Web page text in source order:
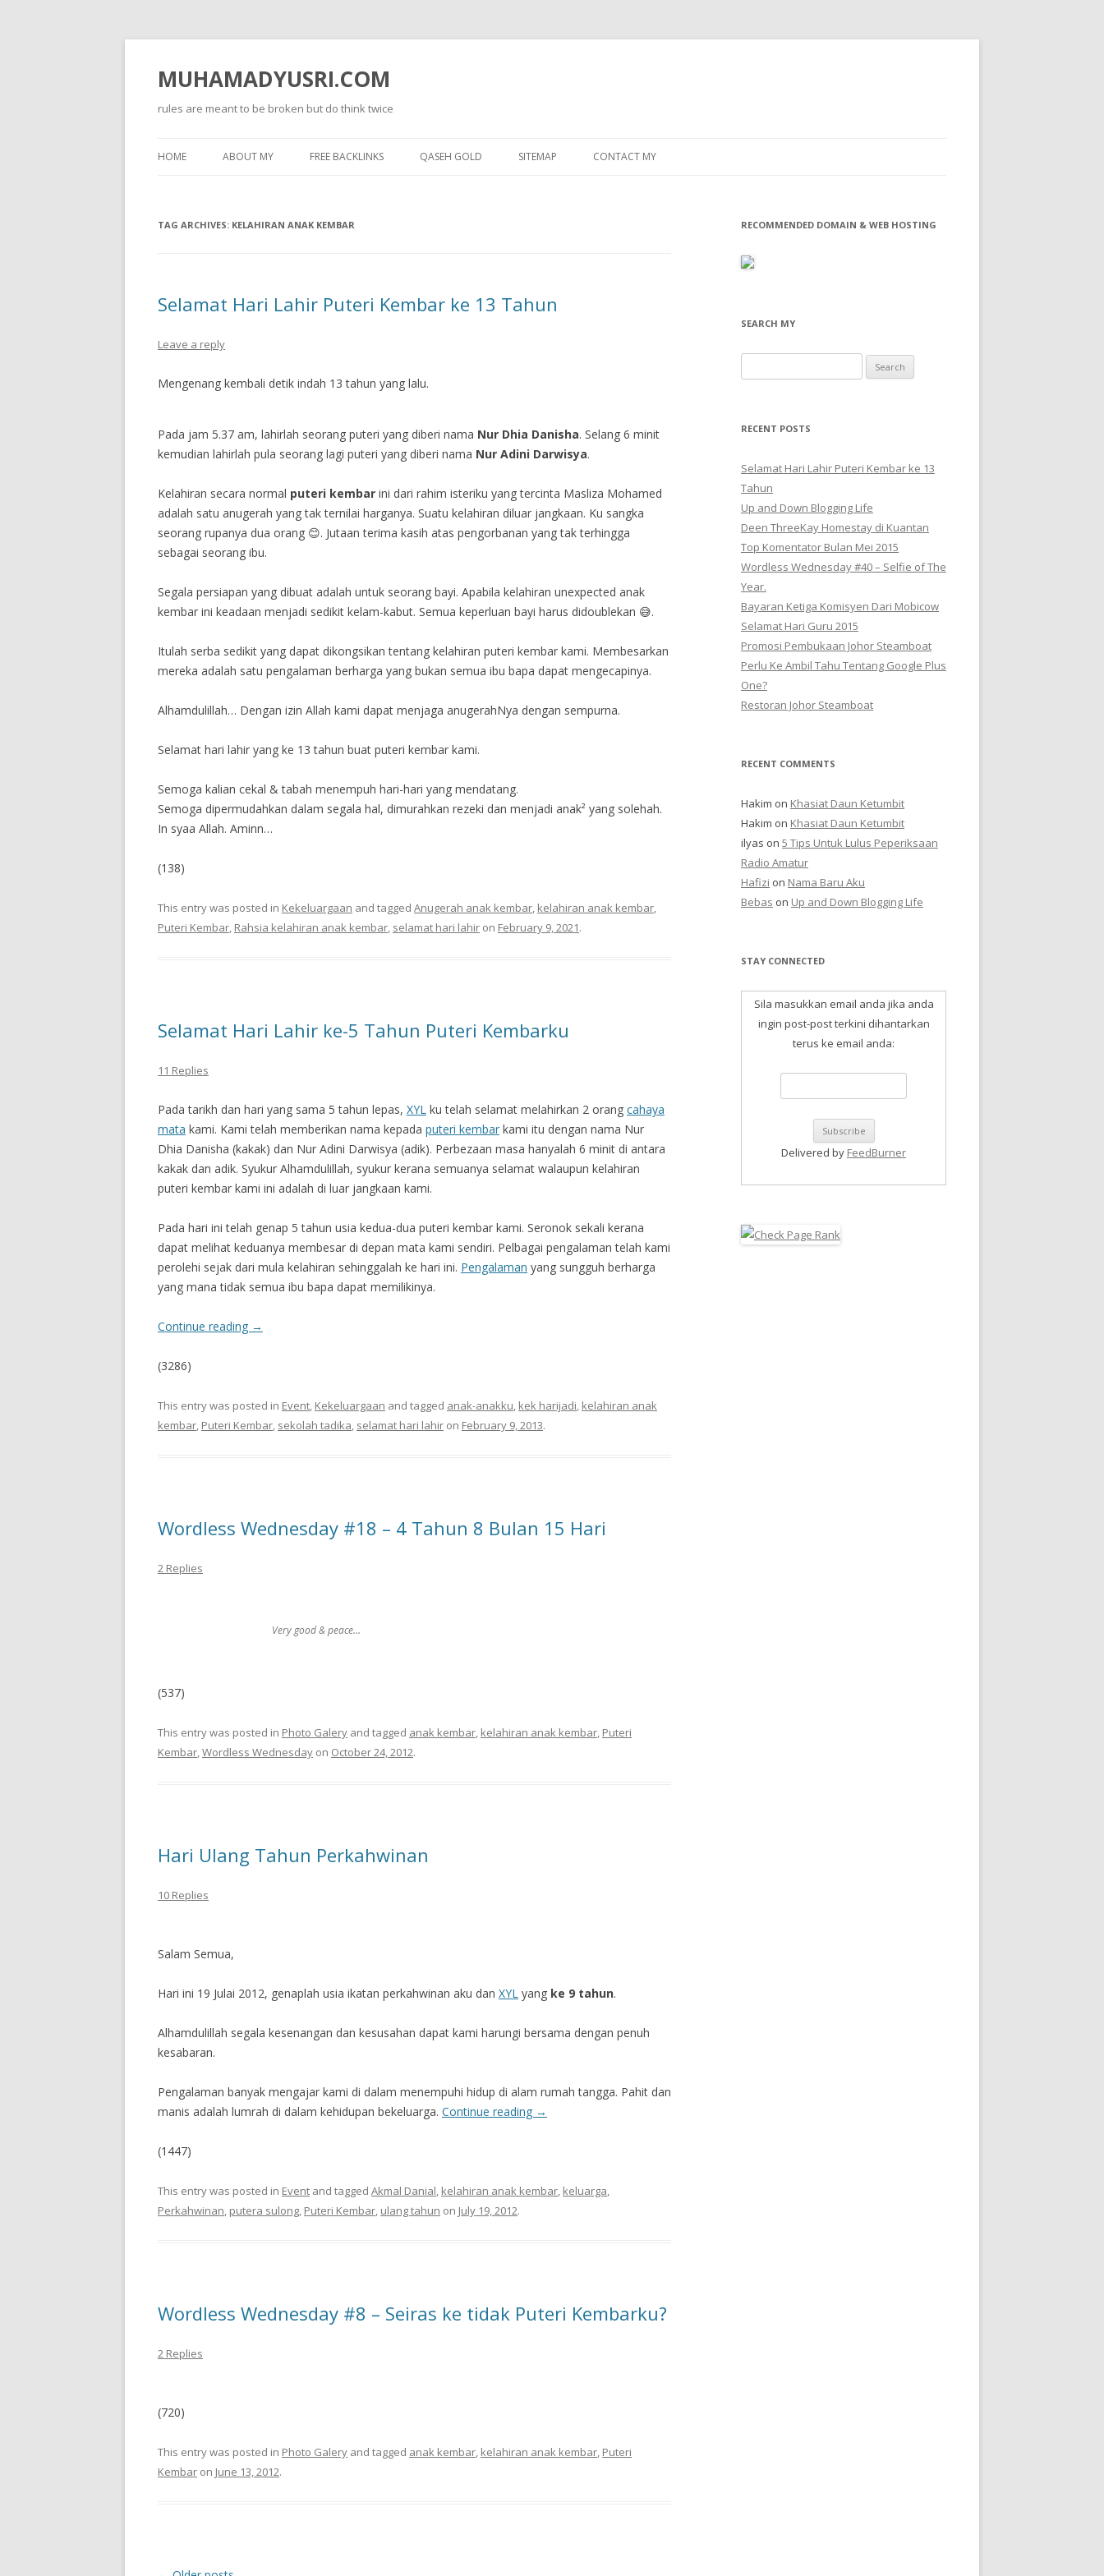
MUHAMADYUSRI.COM
rules are meant to be broken but do think twice
to
HOME ABOUT MY FREE BACKLINKS QASEH GOLD SITEMAP CONTACT MY
TAG ARCHIVES: KELAHIRAN ANAK KEMBAR
Selamat Hari Lahir Puteri Kembar ke 13 Tahun
Leave a reply
Mengenang kembali detik indah 13 tahun yang lalu.
Pada jam 5.37 am, lahirlah seorang puteri yang diberi nama Nur Dhia Danisha. Selang 6 minit
kemudian lahirlah pula seorang lagi puteri yang diberi nama Nur Adini Darwisya.
Kelahiran secara normal puteri kembar ini dari rahim isteriku yang tercinta Masliza Mohamed
adalah satu anugerah yang tak ternilai harganya. Suatu kelahiran diluar jangkaan. Ku sangka
seorang rupanya dua orang 😊. Jutaan terima kasih atas pengorbanan yang tak terhingga
sebagai seorang ibu.
Segala persiapan yang dibuat adalah untuk seorang bayi. Apabila kelahiran unexpected anak
kembar ini keadaan menjadi sedikit kelam-kabut. Semua keperluan bayi harus didoublekan 😅.
Itulah serba sedikit yang dapat dikongsikan tentang kelahiran puteri kembar kami. Membesarkan
mereka adalah satu pengalaman berharga yang bukan semua ibu bapa dapat mengecapinya.
Alhamdulillah… Dengan izin Allah kami dapat menjaga anugerahNya dengan sempurna.
Selamat hari lahir yang ke 13 tahun buat puteri kembar kami.
Semoga kalian cekal & tabah menempuh hari-hari yang mendatang.
Semoga dipermudahkan dalam segala hal, dimurahkan rezeki dan menjadi anak² yang solehah.
In syaa Allah. Aminn…
(138)
This entry was posted in Kekeluargaan and tagged Anugerah anak kembar, kelahiran anak kembar,
Puteri Kembar, Rahsia kelahiran anak kembar, selamat hari lahir on February 9, 2021.
Selamat Hari Lahir ke-5 Tahun Puteri Kembarku
11 Replies
Pada tarikh dan hari yang sama 5 tahun lepas, XYL ku telah selamat melahirkan 2 orang cahaya
mata kami. Kami telah memberikan nama kepada puteri kembar kami itu dengan nama Nur
Dhia Danisha (kakak) dan Nur Adini Darwisya (adik). Perbezaan masa hanyalah 6 minit di antara
kakak dan adik. Syukur Alhamdulillah, syukur kerana semuanya selamat walaupun kelahiran
puteri kembar kami ini adalah di luar jangkaan kami.
Pada hari ini telah genap 5 tahun usia kedua-dua puteri kembar kami. Seronok sekali kerana
dapat melihat keduanya membesar di depan mata kami sendiri. Pelbagai pengalaman telah kami
perolehi sejak dari mula kelahiran sehinggalah ke hari ini. Pengalaman yang sungguh berharga
yang mana tidak semua ibu bapa dapat memilikinya.
Continue reading →
(3286)
This entry was posted in Event, Kekeluargaan and tagged anak-anakku, kek harijadi, kelahiran anak
kembar, Puteri Kembar, sekolah tadika, selamat hari lahir on February 9, 2013.
Wordless Wednesday #18 – 4 Tahun 8 Bulan 15 Hari
2 Replies
Very good & peace…
(537)
This entry was posted in Photo Galery and tagged anak kembar, kelahiran anak kembar, Puteri
Kembar,Wordless Wednesday on October 24, 2012.
Hari Ulang Tahun Perkahwinan
10 Replies
Salam Semua,
Hari ini 19 Julai 2012, genaplah usia ikatan perkahwinan aku dan XYL yang ke 9 tahun.
Alhamdulillah segala kesenangan dan kesusahan dapat kami harungi bersama dengan penuh
kesabaran.
Pengalaman banyak mengajar kami di dalam menempuhi hidup di alam rumah tangga. Pahit dan
manis adalah lumrah di dalam kehidupan bekeluarga. Continue reading →
(1447)
This entry was posted in Event and tagged Akmal Danial, kelahiran anak kembar, keluarga,
Perkahwinan, putera sulong, Puteri Kembar, ulang tahun on July 19, 2012.
Wordless Wednesday #8 – Seiras ke tidak Puteri Kembarku?
2 Replies
(720)
This entry was posted in Photo Galery and tagged anak kembar, kelahiran anak kembar, Puteri
Kembar on June 13, 2012.
RECOMMENDED DOMAIN & WEB HOSTING
SEARCH MY
for:
RECENT POSTS
Selamat Hari Lahir Puteri Kembar ke 13
Tahun
Up and Down Blogging Life
Deen ThreeKay Homestay di Kuantan
Top Komentator Bulan Mei 2015
Wordless Wednesday #40 – Selfie of The
Year.
Bayaran Ketiga Komisyen Dari Mobicow
Selamat Hari Guru 2015
Promosi Pembukaan Johor ‎Steamboat
Perlu Ke Ambil Tahu Tentang Google Plus
One?
Restoran Johor Steamboat
RECENT COMMENTS
Hakim on Khasiat Daun Ketumbit
Hakim on Khasiat Daun Ketumbit
ilyas on 5 Tips Untuk Lulus Peperiksaan
Radio Amatur
Hafizi on Nama Baru Aku
Bebas on Up and Down Blogging Life
STAY CONNECTED
Sila masukkan email anda jika anda
ingin post-post terkini dihantarkan
terus ke email anda:
Delivered by FeedBurner